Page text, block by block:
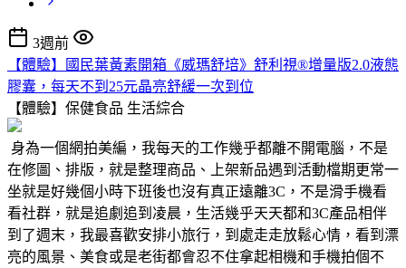
3週前
【體驗】國民葉黃素開箱《威瑪舒培》舒利視®增量版2.0液態
膠囊，每天不到25元晶亮舒緩一次到位
【體驗】保健食品 生活綜合
身為一個網拍美編，我每天的工作幾乎都離不開電腦，不是
在修圖、排版，就是整理商品、上架新品遇到活動檔期更常一
坐就是好幾個小時下班後也沒有真正遠離3C，不是滑手機看
看社群，就是追劇追到凌晨，生活幾乎天天都和3C產品相伴
到了週末，我最喜歡安排小旅行，到處走走放鬆心情，看到漂
亮的風景、美食或是老街都會忍不住拿起相機和手機拍個不